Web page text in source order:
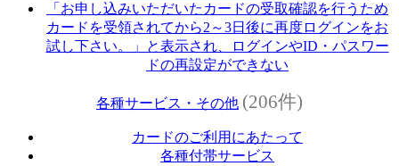
「お申し込みいただいたカードの受取確認を行うため
カードを受領されてから2～3日後に再度ログインをお
試し下さい。」と表示され、ログインやID・パスワー
ドの再設定ができない
各種サービス・その他 (206件)
カードのご利用にあたって
各種付帯サービス